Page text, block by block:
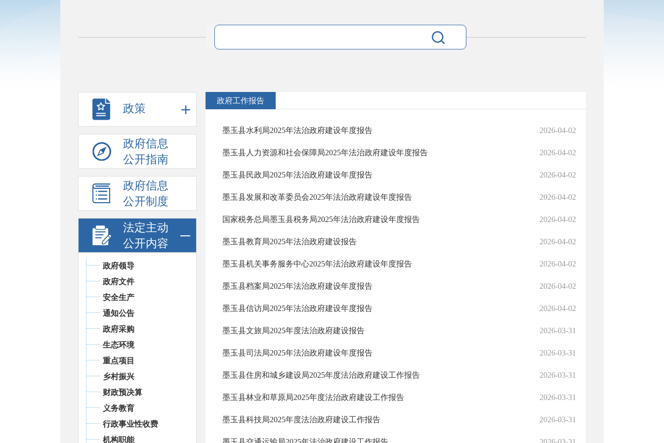
政策
政府信息
公开指南
政府信息
公开制度
法定主动
公开内容
政府领导
政府文件
安全生产
通知公告
政府采购
生态环境
重点项目
乡村振兴
财政预决算
义务教育
行政事业性收费
机构职能
政府工作报告
2026-04-02
墨玉县水利局2025年法治政府建设年度报告
2026-04-02
墨玉县人力资源和社会保障局2025年法治政府建设年度报告
2026-04-02
墨玉县民政局2025年法治政府建设年度报告
2026-04-02
墨玉县发展和改革委员会2025年法治政府建设年度报告
2026-04-02
国家税务总局墨玉县税务局2025年法治政府建设年度报告
2026-04-02
墨玉县教育局2025年法治政府建设报告
2026-04-02
墨玉县机关事务服务中心2025年法治政府建设年度报告
2026-04-02
墨玉县档案局2025年法治政府建设年度报告
2026-04-02
墨玉县信访局2025年法治政府建设年度报告
2026-03-31
墨玉县文旅局2025年度法治政府建设报告
2026-03-31
墨玉县司法局2025年法治政府建设年度报告
2026-03-31
墨玉县住房和城乡建设局2025年度法治政府建设工作报告
2026-03-31
墨玉县林业和草原局2025年度法治政府建设工作报告
2026-03-31
墨玉县科技局2025年度法治政府建设工作报告